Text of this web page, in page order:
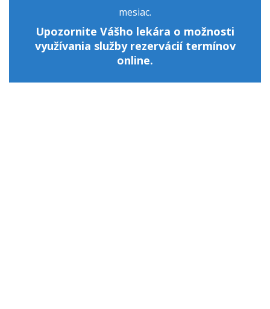
mesiac.
Upozornite Vášho lekára o možnosti
využívania služby rezervácií termínov
online.